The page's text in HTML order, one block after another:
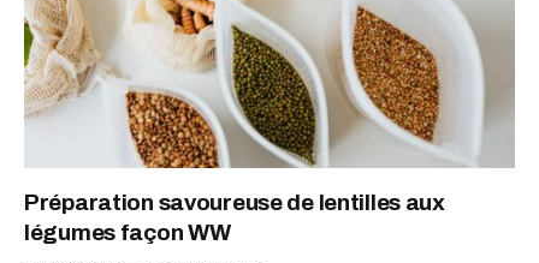
Préparation savoureuse de lentilles aux
légumes façon WW